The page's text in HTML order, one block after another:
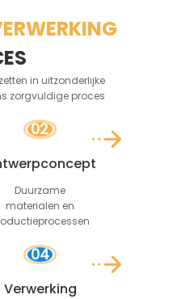
in uitzonderlijke
zorgvuldige proces
02
Duurzame
materialen en
04
Verwerking